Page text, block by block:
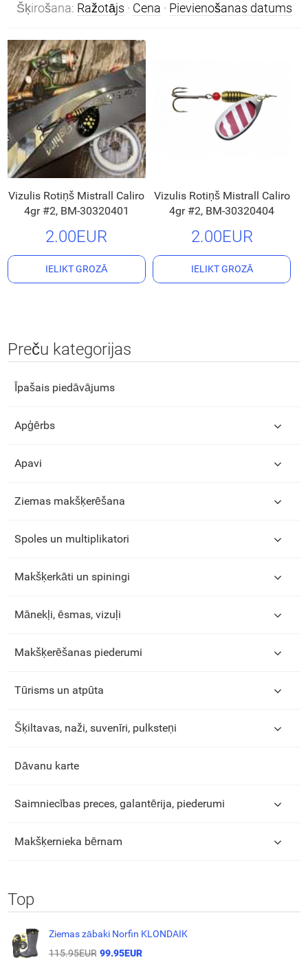
Šķirošana: Ražotājs · Cena · Pievienošanas datums
Vizulis Rotiņš Mistrall Caliro
4gr #2, BM-30320401
2.00EUR
IELIKT GROZĀ
Vizulis Rotiņš Mistrall Caliro
4gr #2, BM-30320404
2.00EUR
IELIKT GROZĀ
Preču kategorijas
Īpašais piedāvājums
Apģērbs
Apavi
Ziemas makšķerēšana
Spoles un multiplikatori
Makšķerkāti un spiningi
Mānekļi, ēsmas, vizuļi
Makšķerēšanas piederumi
Tūrisms un atpūta
Šķiltavas, naži, suvenīri, pulksteņi
Dāvanu karte
Saimniecības preces, galantērija, piederumi
Makšķernieka bērnam
Top
Ziemas zābaki Norfin KLONDAIK
115.95EUR 99.95EUR